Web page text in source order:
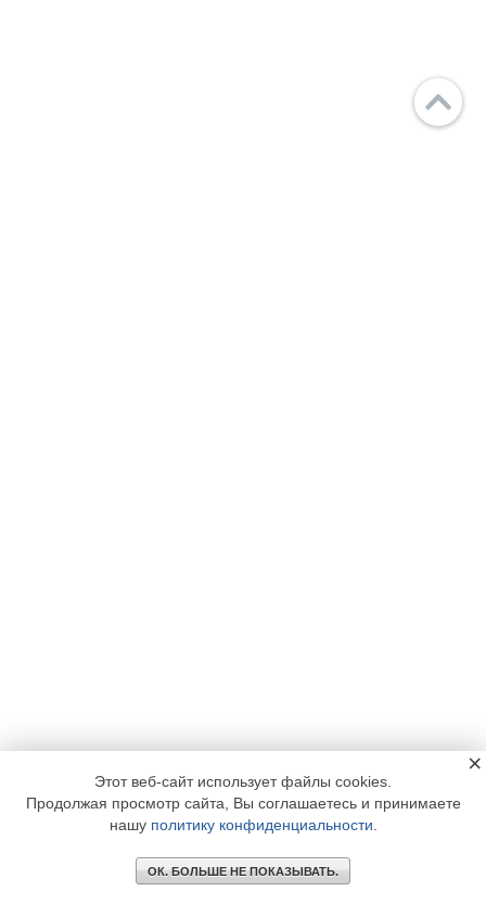
Этот веб-сайт использует файлы cookies.
Продолжая просмотр сайта, Вы соглашаетесь и принимаете
нашу политику конфиденциальности
ОК. БОЛЬШЕ НЕ ПОКАЗЫВАТЬ.
×